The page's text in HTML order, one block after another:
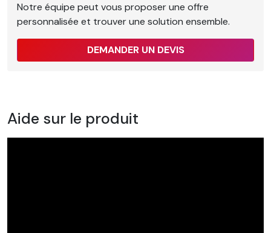
Notre équipe peut vous proposer une offre
personnalisée et trouver une solution ensemble.
DEMANDER UN DEVIS
Aide sur le produit